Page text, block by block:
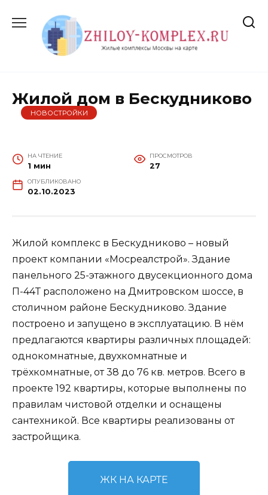
содержанию
Жилой дом в Бескудниково
НОВОСТРОЙКИ
НА ЧТЕНИЕ
1 мин
ПРОСМОТРОВ
27
ОПУБЛИКОВАНО
02.10.2023
Жилой комплекс в Бескудниково – новый
проект компании «Мосреалстрой». Здание
панельного 25-этажного двусекционного дома
П-44Т расположено на Дмитровском шоссе, в
столичном районе Бескудниково. Здание
построено и запущено в эксплуатацию. В нём
предлагаются квартиры различных площадей:
однокомнатные, двухкомнатные и
трёхкомнатные, от 38 до 76 кв. метров. Всего в
проекте 192 квартиры, которые выполнены по
правилам чистовой отделки и оснащены
сантехникой. Все квартиры реализованы от
застройщика.
ЖК НА КАРТЕ